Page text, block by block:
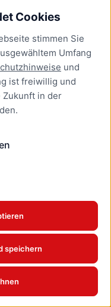
Cookies
stimmen Sie
Umfang
und
ist freiwillig und
Zukunft in der
speichern